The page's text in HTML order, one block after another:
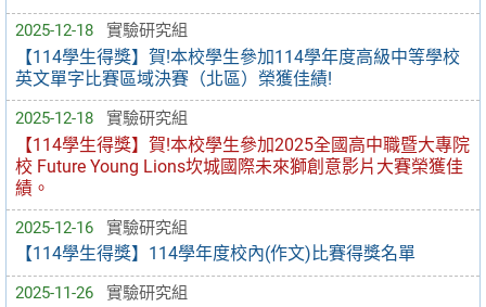
2025-12-18 實驗研究組
【114學生得獎】賀!本校學生參加114學年度高級中等學校
英文單字比賽區域決賽（北區）榮獲佳績!
2025-12-18 實驗研究組
【114學生得獎】賀!本校學生參加2025全國高中職暨大專院
校 Future Young Lions坎城國際未來獅創意影片大賽榮獲佳
績。
2025-12-16 實驗研究組
【114學生得獎】114學年度校內(作文)比賽得獎名單
2025-11-26 實驗研究組